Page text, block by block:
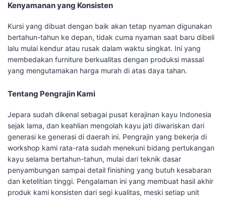
Kenyamanan yang Konsisten
Kursi yang dibuat dengan baik akan tetap nyaman digunakan
bertahun-tahun ke depan, tidak cuma nyaman saat baru dibeli
lalu mulai kendur atau rusak dalam waktu singkat. Ini yang
membedakan furniture berkualitas dengan produksi massal
yang mengutamakan harga murah di atas daya tahan.
Tentang Pengrajin Kami
Jepara sudah dikenal sebagai pusat kerajinan kayu Indonesia
sejak lama, dan keahlian mengolah kayu jati diwariskan dari
generasi ke generasi di daerah ini. Pengrajin yang bekerja di
workshop kami rata-rata sudah menekuni bidang pertukangan
kayu selama bertahun-tahun, mulai dari teknik dasar
penyambungan sampai detail finishing yang butuh kesabaran
dan ketelitian tinggi. Pengalaman ini yang membuat hasil akhir
produk kami konsisten dari segi kualitas, meski setiap unit